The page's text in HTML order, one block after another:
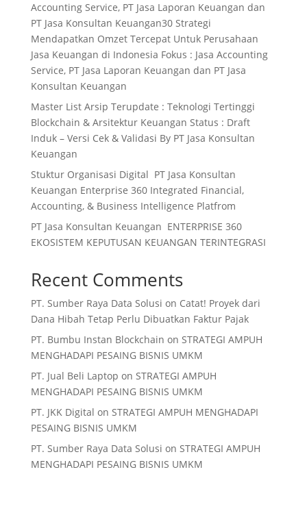
Accounting Service, PT Jasa Laporan Keuangan dan
PT Jasa Konsultan Keuangan30 Strategi
Mendapatkan Omzet Tercepat Untuk Perusahaan
Jasa Keuangan di Indonesia Fokus : Jasa Accounting
Service, PT Jasa Laporan Keuangan dan PT Jasa
Konsultan Keuangan
Master List Arsip Terupdate : Teknologi Tertinggi
Blockchain & Arsitektur Keuangan Status : Draft
Induk – Versi Cek & Validasi By PT Jasa Konsultan
Keuangan
Stuktur Organisasi Digital PT Jasa Konsultan
Keuangan Enterprise 360 Integrated Financial,
Accounting, & Business Intelligence Platfrom
PT Jasa Konsultan Keuangan ENTERPRISE 360
EKOSISTEM KEPUTUSAN KEUANGAN TERINTEGRASI
Recent Comments
PT. Sumber Raya Data Solusi on Catat! Proyek dari
Dana Hibah Tetap Perlu Dibuatkan Faktur Pajak
PT. Bumbu Instan Blockchain on STRATEGI AMPUH
MENGHADAPI PESAING BISNIS UMKM
PT. Jual Beli Laptop on STRATEGI AMPUH
MENGHADAPI PESAING BISNIS UMKM
PT. JKK Digital on STRATEGI AMPUH MENGHADAPI
PESAING BISNIS UMKM
PT. Sumber Raya Data Solusi on STRATEGI AMPUH
MENGHADAPI PESAING BISNIS UMKM